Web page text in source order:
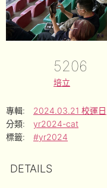
5206
培立
專輯:
2024.03.21 校運日
分類:
yr2024-cat
標籤:
#yr2024
DETAILS